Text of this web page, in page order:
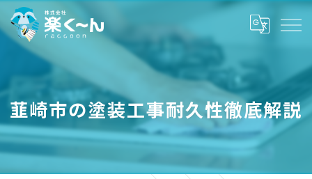
韮崎市の塗装工事耐久性徹底解説